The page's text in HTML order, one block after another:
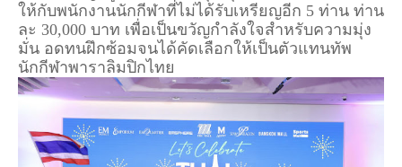
ให้กับพนักงานนักกีฬาที่ไม่ได้รับเหรียญอีก 5 ท่าน ท่าน
ละ 30,000 บาท เพื่อเป็นขวัญกำลังใจสำหรับความมุ่ง
มั่น อดทนฝึกซ้อมจนได้คัดเลือกให้เป็นตัวแทนทัพ
นักกีฬาพาราลิมปิกไทย